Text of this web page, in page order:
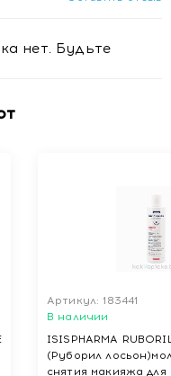
нет. Будьте
Артикул: 183441
В наличии
ISISPHARMA
(Руборил
снятия макияжа для